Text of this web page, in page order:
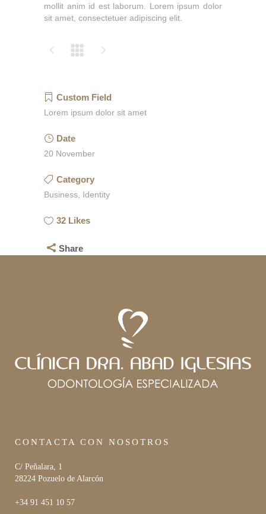
mollit anim id est laborum. Lorem ipsum dolor
sit amet, consectetuer adipiscing elit.
Custom Field
Lorem ipsum dolor sit amet
Date
20 November
Category
Business, Identity
32 Likes
Share
CONTACTA CON NOSOTROS
C/ Peñalara, 1
28224 Pozuelo de Alarcón
+34 91 451 10 57